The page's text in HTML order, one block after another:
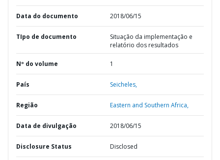
Data do documento 2018/06/15
TIpo de documento
Situação da implementação e
relatório dos resultados
Nº do volume 1
País Seicheles,
Região Eastern and Southern Africa,
Data de divulgação 2018/06/15
Disclosure Status Disclosed